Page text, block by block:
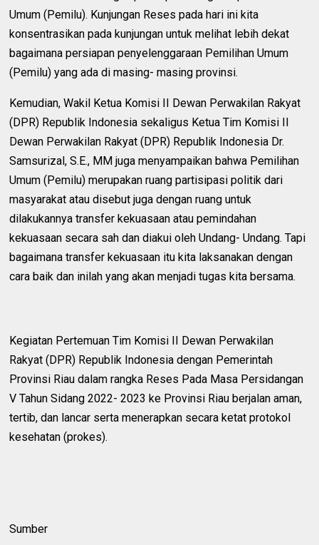
Umum (Pemilu). Kunjungan Reses pada hari ini kita
konsentrasikan pada kunjungan untuk melihat lebih dekat
bagaimana persiapan penyelenggaraan Pemilihan Umum
(Pemilu) yang ada di masing- masing provinsi.
Kemudian, Wakil Ketua Komisi II Dewan Perwakilan Rakyat
(DPR) Republik Indonesia sekaligus Ketua Tim Komisi II
Dewan Perwakilan Rakyat (DPR) Republik Indonesia Dr.
Samsurizal, S.E., MM juga menyampaikan bahwa Pemilihan
Umum (Pemilu) merupakan ruang partisipasi politik dari
masyarakat atau disebut juga dengan ruang untuk
dilakukannya transfer kekuasaan atau pemindahan
kekuasaan secara sah dan diakui oleh Undang- Undang. Tapi
bagaimana transfer kekuasaan itu kita laksanakan dengan
cara baik dan inilah yang akan menjadi tugas kita bersama.
Kegiatan Pertemuan Tim Komisi II Dewan Perwakilan
Rakyat (DPR) Republik Indonesia dengan Pemerintah
Provinsi Riau dalam rangka Reses Pada Masa Persidangan
V Tahun Sidang 2022- 2023 ke Provinsi Riau berjalan aman,
tertib, dan lancar serta menerapkan secara ketat protokol
kesehatan (prokes).
Sumber